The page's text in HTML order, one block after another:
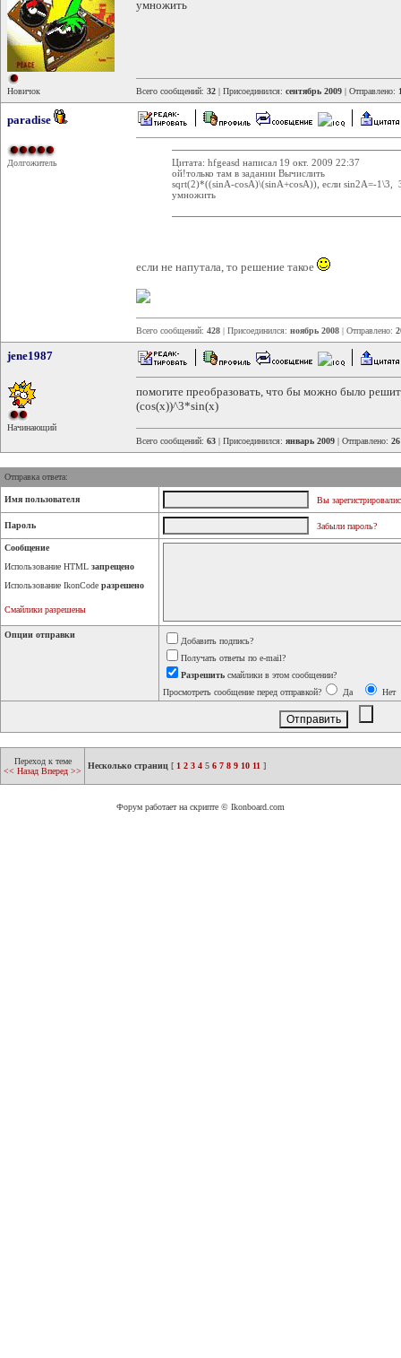
Новичок
умножить
Всего сообщений: 32 | Присоединился: сентябрь 2009 | Отправлено:
paradise
Долгожитель
Цитата: hfgeasd написал 19 окт. 2009 22:37
ой!только там в задании Вычислить
sqrt(2)*((sinA-cosA)\(sinA+cosA)), если sin2A=-1\3,
умножить
если не напутала, то решение такое
Всего сообщений: 428 | Присоединился: ноябрь 2008 | Отправлено:
jene1987
Начинающий
помогите преобразовать, что бы можно было
(cos(x))^3*sin(x)
Всего сообщений: 63 | Присоединился: январь 2009 | Отправлено:
Отправка ответа:
Имя пользователя Вы
Пароль Забыли пароль?
Сообщение
Использование HTML запрещено
Использование IkonCode разрешено
Смайлики разрешены
Опции отправки
Добавить подпись?
Получать ответы по e-mail?
Разрешить смайлики в этом сообщении?
Просмотреть сообщение перед отправкой?
Да Нет
Переход к теме
<< Назад Вперед >>
Несколько страниц [ 1 2 3 4 5 6 7 8 9 10 11 ]
Форум работает на скрипте © Ikonboard.com